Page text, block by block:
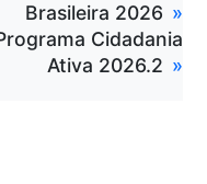
Brasileira 2026
Cidadania
Ativa 2026.2